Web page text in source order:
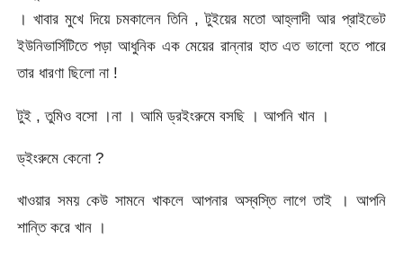
। খাবার মুখে দিয়ে চমকালেন তিনি , টুইয়ের মতো আহ্লাদী আর প্রাইভেট
ইউনিভার্সিটিতে পড়া আধুনিক এক মেয়ের রান্নার হাত এত ভালো হতে পারে
তার ধারণা ছিলো না !
টুই , তুমিও বসো ।না । আমি ড্রইংরুমে বসছি । আপনি খান ।
ড্ইংরুমে কেনো ?
খাওয়ার সময় কেউ সামনে খাকলে আপনার অস্বস্তি লাগে তাই । আপনি
শান্তি করে খান ।